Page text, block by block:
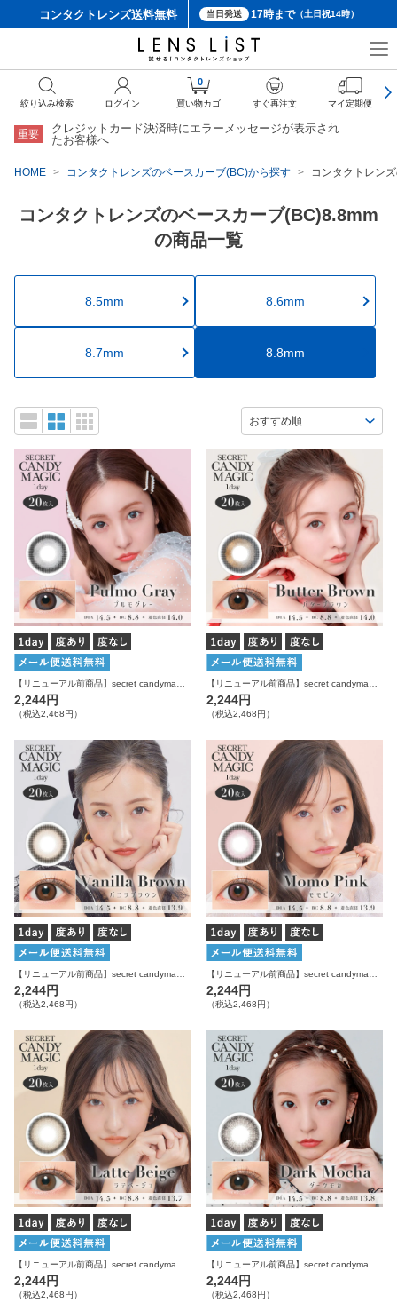
コンタクトレンズ送料無料 当日発送 17時まで（土日祝14時）
重要
クレジットカード決済時にエラーメッセージが表示され
たお客様へ
HOME コンタクトレンズのベースカーブ(BC)から探す コンタクトレン
コンタクトレンズのベースカーブ(BC)8.8mm
の商品一覧
8.5mm 8.6mm
8.7mm 8.8mm
2,244円
（税込2,468円）
2,244円
（税込2,468円）
2,244円
（税込2,468円）
2,244円
（税込2,468円）
2,244円
（税込2,468円）
2,244円
（税込2,468円）
絞り込み検索 ログイン
0
買い物カゴ すぐ再注文 マイ定期便